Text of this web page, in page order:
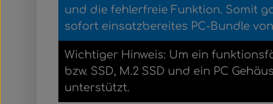
und die fehlerfreie Funktion. Somit
sofort einsatzbereites PC-Bundle
Wichtiger Hinweis: Um ein
bzw. SSD, M.2 SSD und ein PC
unterstützt.